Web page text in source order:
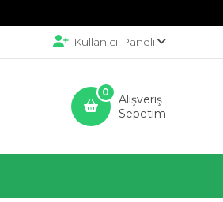
Kullanıcı Paneli
Alışveriş
Sepetim
0